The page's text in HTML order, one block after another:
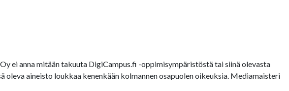
ei anna mitään takuuta DigiCampus.fi -oppimisympäristöstä tai siinä olevasta
aineisto loukkaa kenenkään kolmannen osapuolen oikeuksia. Mediamaisteri